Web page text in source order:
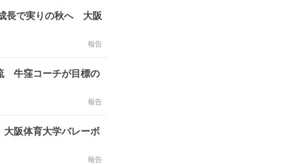
長で実りの秋へ 大阪
報告
牛窪コーチが目標の
報告
阪体育大学バレーボ
報告